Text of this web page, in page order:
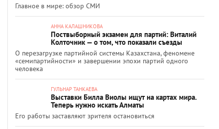
Главное в мире: обзор СМИ
АННА КАЛАШНИКОВА
Поствыборный экзамен для партий: Виталий
Колточник — о том, что показали съезды
О перезагрузке партийной системы Казахстана, феномене
«семипартийности» и завершении эпохи партий одного
человека
ГУЛЬНАР ТАНКАЕВА
Выставки Билла Виолы ищут на картах мира.
Теперь нужно искать Алматы
Его работы заставляют зрителя остановиться